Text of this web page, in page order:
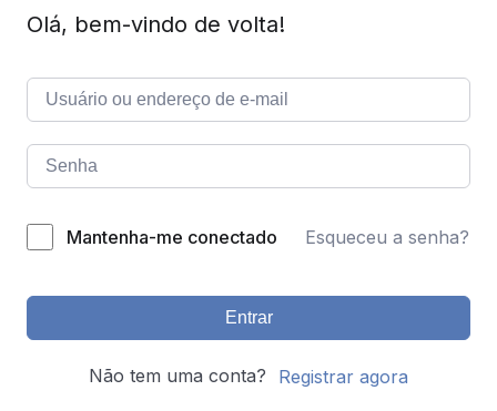
Olá, bem-vindo de volta!
Mantenha-me conectado Esqueceu a senha?
Entrar
Não tem uma conta? Registrar agora